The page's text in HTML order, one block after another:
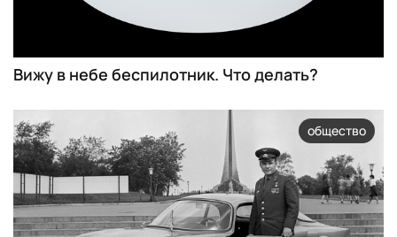
Вижу в небе беспилотник. Что делать?
общество